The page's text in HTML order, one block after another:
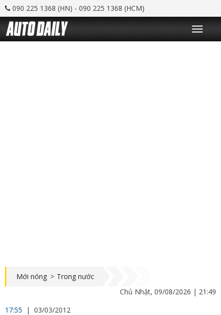
090 225 1368 (HN) - 090 225 1368 (HCM)
T
o
g
Mới nóng > Trong nước
Chủ Nhật, 09/08/2026 | 21:49
17:55
| 03/03/2012